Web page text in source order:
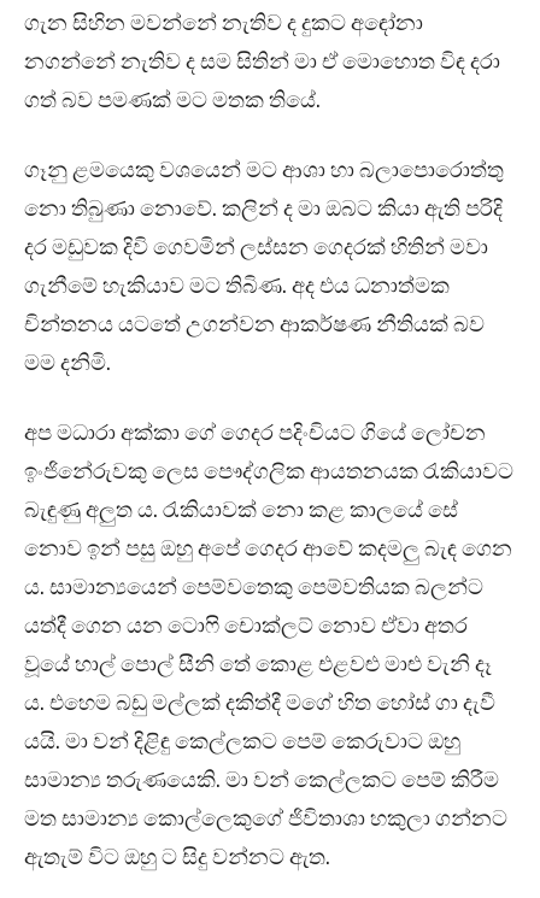
ගැන සිහින මවන්නේ නැතිව ද දුකට අඳෝනා
නගන්නේ නැතිව ද සම සිතින් මා ඒ මොහොත විඳ දරා
ගත් බව පමණක් මට මතක තියේ.
ගෑනු ළමයෙකු වශයෙන් මට ආශා හා බලාපොරොත්තු
නො තිබුණා නොවේ. කලින් ද මා ඔබට කියා ඇති පරිදි
දර මඩුවක දිවි ගෙවමින් ලස්සන ගෙදරක් හිතින් මවා
ගැනීමේ හැකියාව මට තිබිණ. අද එය ධනාත්මක
චින්තනය යටතේ උගන්වන ආකර්ෂණ නීතියක් බව
මම දනිමි.
අප මධාරා අක්කා ගේ ගෙදර පදිංචියට ගියේ ලෝචන
ඉංජිනේරුවකු ලෙස පෞද්ගලික ආයතනයක රැකියාවට
බැඳුණු අලුත ය. රැකියාවක් නො කළ කාලයේ සේ
නොව ඉන් පසු ඔහු අපේ ගෙදර ආවේ කදමලු බැඳ ගෙන
ය. සාමාන්‍යයෙන් පෙම්වතෙකු පෙම්වතියක බලන්ට
යත්දී ගෙන යන ටොෆි චොක්ලට් නොව ඒවා අතර
වූයේ හාල් පොල් සීනි තේ කොළ එළවළු මාළු වැනි දෑ
ය. එහෙම බඩු මල්ලක් දකිත්දී මගේ හිත හෝස් ගා දැවී
යයි. මා වන් දිළිඳු කෙල්ලකට පෙම් කෙරුවාට ඔහු
සාමාන්‍ය තරුණයෙකි. මා වන් කෙල්ලකට පෙම් කිරීම
මත සාමාන්‍ය කොල්ලෙකුගේ ජිවිතාශා හකුලා ගන්නට
ඇතැම් විට ඔහු ට සිදු වන්නට ඇත.